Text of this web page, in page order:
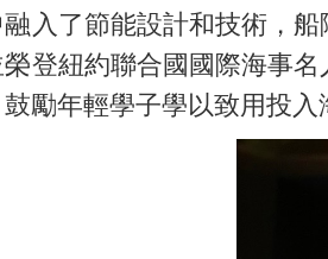
入了節能設計和技術，
登紐約聯合國國際海事
勵年輕學子學以致用投入